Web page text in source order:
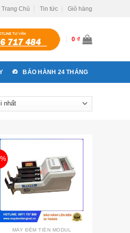
Trang Chủ Tin tức Giỏ hàng
0 ₫
BẢO HÀNH 24 THÁNG
MÁY ĐẾM TIỀN MODUL